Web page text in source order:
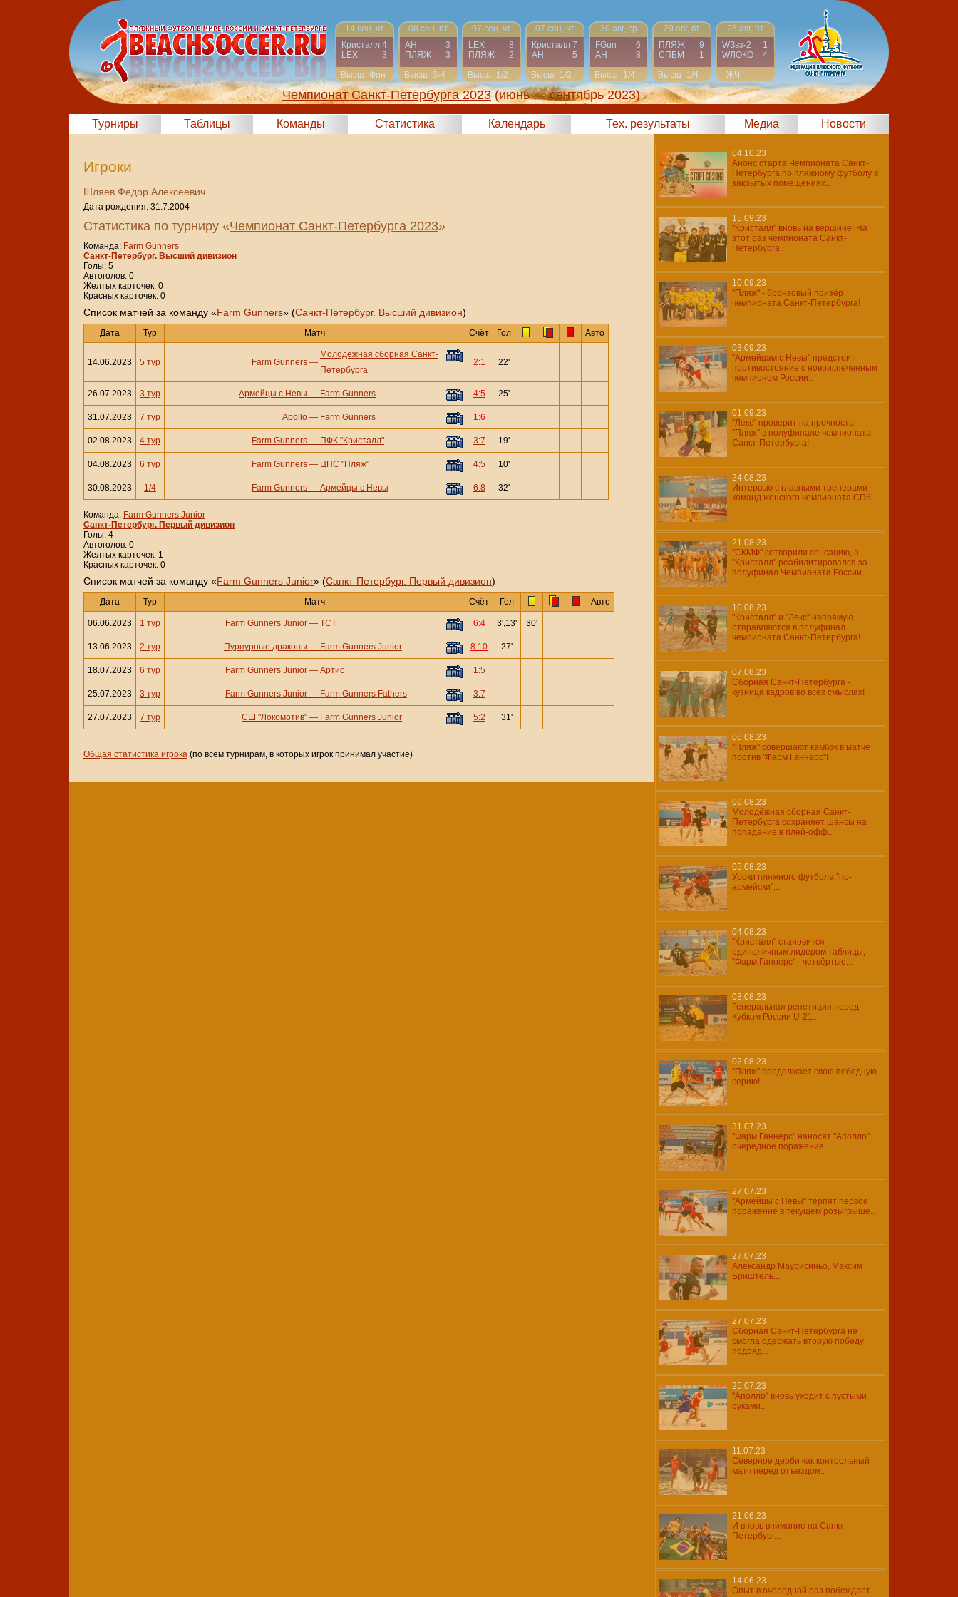
14 сен, чт
Кристалл 4
LEX
3
Высш Фин
08 сен, пт
АН
3
ПЛЯЖ
3
Высш 3-4
07 сен, чт
LEX
8
ПЛЯЖ
2
Высш
1/2
07 сен, чт
Кристалл 7
АН
5
Высш
1/2
30 авг, ср
FGun
6
АН
8
Высш
1/4
29 авг, вт
ПЛЯЖ
9
СПБМ
1
Высш
1/4
25 авг, пт
WЗвз-2
1
WЛОКО
4
ЖЧ
Финал
Чемпионат Санкт-Петербурга 2023 (июнь — сентябрь 2023)
Турниры Таблицы Команды Статистика Календарь Тех. результаты Медиа Новости
Игроки
Шляев Федор Алексеевич
Дата рождения: 31.7.2004
Статистика по турниру «Чемпионат Санкт-Петербурга 2023»
Команда: Farm Gunners
Санкт-Петербург. Высший дивизион
Голы: 5
Автоголов: 0
Желтых карточек: 0
Красных карточек: 0
Cписок матчей за команду «Farm Gunners» (Санкт-Петербург. Высший дивизион)
Дата Тур Матч Счёт Гол Авто
14.06.2023 5 тур Farm Gunners —
Молодежная сборная Санкт-
Петербурга
2:1 22'
26.07.2023 3 тур Армейцы с Невы — Farm Gunners 4:5 25'
31.07.2023 7 тур Apollo — Farm Gunners 1:6
02.08.2023 4 тур Farm Gunners — ПФК "Кристалл" 3:7 19'
04.08.2023 6 тур Farm Gunners — ЦПС "Пляж" 4:5 10'
30.08.2023 1/4 Farm Gunners — Армейцы с Невы 6:8 32'
Команда: Farm Gunners Junior
Санкт-Петербург. Первый дивизион
Голы: 4
Автоголов: 0
Желтых карточек: 1
Красных карточек: 0
Cписок матчей за команду «Farm Gunners Junior» (Санкт-Петербург. Первый дивизион)
Дата Тур Матч Счёт Гол Авто
06.06.2023 1 тур Farm Gunners Junior — ТСТ 6:4 3',13' 30'
13.06.2023 2 тур Пурпурные драконы — Farm Gunners Junior 8:10 27'
18.07.2023 6 тур Farm Gunners Junior — Артис 1:5
25.07.2023 3 тур Farm Gunners Junior — Farm Gunners Fathers 3:7
27.07.2023 7 тур СШ "Локомотив" — Farm Gunners Junior 5:2 31'
Общая статистика игрока (по всем турнирам, в которых игрок принимал участие)
04.10.23
Анонс старта Чемпионата Санкт-
Петербурга по пляжному футболу в
закрытых помещениях..
15.09.23
"Кристалл" вновь на вершине! На
этот раз чемпионата Санкт-
Петербурга..
10.09.23
"Пляж" - бронзовый призёр
чемпионата Санкт-Петербурга!
03.09.23
"Армейцам с Невы" предстоит
противостояние с новоиспеченным
чемпионом России..
01.09.23
"Лекс" проверит на прочность
"Пляж" в полуфинале чемпионата
Санкт-Петербурга!
24.08.23
Интервью с главными тренерами
команд женского чемпионата СПб
21.08.23
"СКМФ" сотворили сенсацию, а
"Кристалл" реабилитировался за
полуфинал Чемпионата России..
10.08.23
"Кристалл" и "Лекс" напрямую
отправляются в полуфинал
чемпионата Санкт-Петербурга!
07.08.23
Сборная Санкт-Петербурга -
кузница кадров во всех смыслах!
06.08.23
"Пляж" совершают камбэк в матче
против "Фарм Ганнерс"!
06.08.23
Молодёжная сборная Санкт-
Петербурга сохраняет шансы на
попадание в плей-офф..
05.08.23
Уроки пляжного футбола "по-
армейски"...
04.08.23
"Кристалл" становится
единоличным лидером таблицы,
"Фарм Ганнерс" - четвёртые...
03.08.23
Генеральная репетиция перед
Кубком России U-21...
02.08.23
"Пляж" продолжает свою победную
серию!
31.07.23
"Фарм Ганнерс" наносят "Аполло"
очередное поражение..
27.07.23
"Армейцы с Невы" терпят первое
поражение в текущем розыгрыше..
27.07.23
Александр Маурисиньо, Максим
Бриштель...
27.07.23
Сборная Санкт-Петербурга не
смогла одержать вторую победу
подряд...
25.07.23
"Аполло" вновь уходит с пустыми
руками..
11.07.23
Северное дерби как контрольный
матч перед отъездом..
21.06.23
И вновь внимание на Санкт-
Петербург...
14.06.23
Опыт в очередной раз побеждает